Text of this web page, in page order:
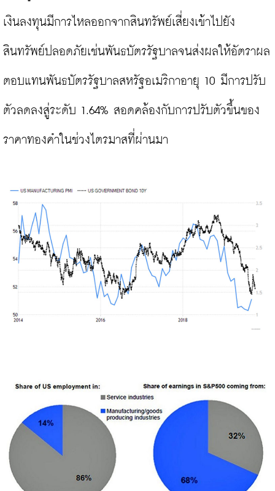
เงินลงทุนมีการไหลออกจากสินทรัพย์เสี่ยงเข้าไปยัง
สินทรัพย์ปลอดภัยเช่นพันธบัตรรัฐบาลจนส่งผลให้อัตราผล
ตอบแทนพันธบัตรรัฐบาลสหรัฐอเมริกาอายุ 10 มีการปรับ
ตัวลดลงสู่ระดับ 1.64% สอดคล้องกับการปรับตัวขึ้นของ
ราคาทองคำในช่วงไตรมาสที่ผ่านมา